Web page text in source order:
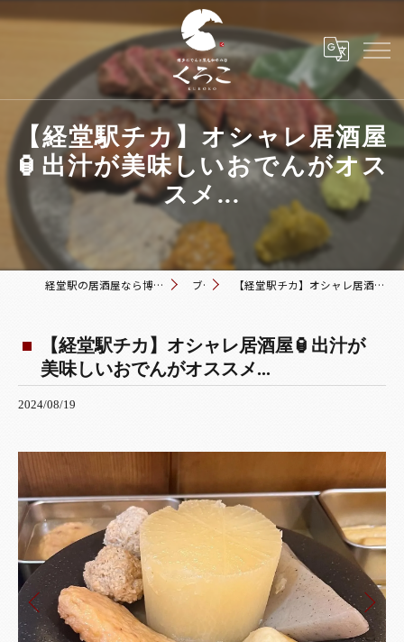
【経堂駅チカ】オシャレ居酒屋
🏮出汁が美味しいおでんがオス
スメ...
経堂駅の居酒屋なら博多おでんと黒毛和牛の店 くろこ ブログ 【経堂駅チカ】オシャレ居酒屋🏮出汁が美味しいおでんがオススメ...
【経堂駅チカ】オシャレ居酒屋🏮出汁が
美味しいおでんがオススメ...
2024/08/19